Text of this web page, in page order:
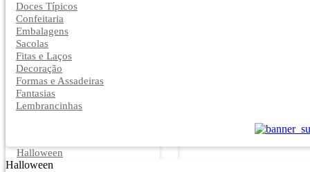
Doces Típicos
Confeitaria
Embalagens
Sacolas
Fitas e Laços
Decoração
Formas e Assadeiras
Fantasias
Lembrancinhas
Halloween
Halloween